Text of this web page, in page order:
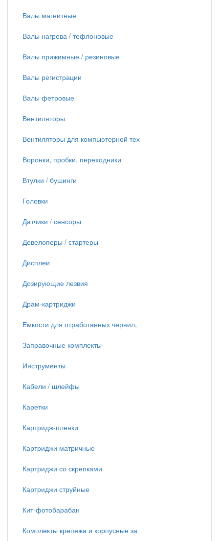
Валы магнитные
Валы нагрева / тефлоновые
Валы прижимные / резиновые
Валы регистрации
Валы фетровые
Вентиляторы
Вентиляторы для компьютерной тех
Воронки, пробки, переходники
Втулки / бушинги
Головки
Датчики / сенсоры
Девелоперы / стартеры
Дисплеи
Дозирующие лезвия
Драм-картриджи
Емкости для отработанных чернил,
Заправочные комплекты
Инструменты
Кабели / шлейфы
Каретки
Картридж-пленки
Картриджи матричные
Картриджи со скрепками
Картриджи струйные
Кит-фотобарабан
Комплекты крепежа и корпусные за